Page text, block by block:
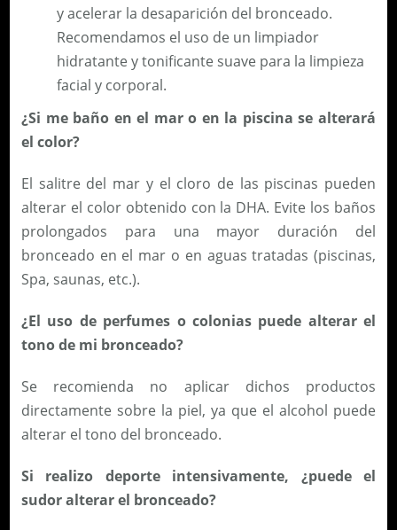
y acelerar la desaparición del bronceado.
Recomendamos el uso de un limpiador
hidratante y tonificante suave para la limpieza
facial y corporal.
¿Si me baño en el mar o en la piscina se alterará
el color?
El salitre del mar y el cloro de las piscinas pueden
alterar el color obtenido con la DHA. Evite los baños
prolongados para una mayor duración del
bronceado en el mar o en aguas tratadas (piscinas,
Spa, saunas, etc.).
¿El uso de perfumes o colonias puede alterar el
tono de mi bronceado?
Se recomienda no aplicar dichos productos
directamente sobre la piel, ya que el alcohol puede
alterar el tono del bronceado.
Si realizo deporte intensivamente, ¿puede el
sudor alterar el bronceado?